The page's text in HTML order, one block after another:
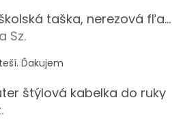
Ballet set školská taška, nerezová fľaša a plný peračník s motívom baletky pre dievča
je 5 z 5 hviezdičiek.
Sz.
Ďakujem
štýlová kabelka do ruky
je 5 z 5 hviezdičiek.